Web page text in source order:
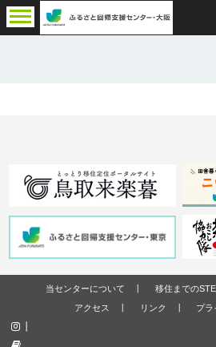
当センターについて 移住までの
アクセス
リンク プラ